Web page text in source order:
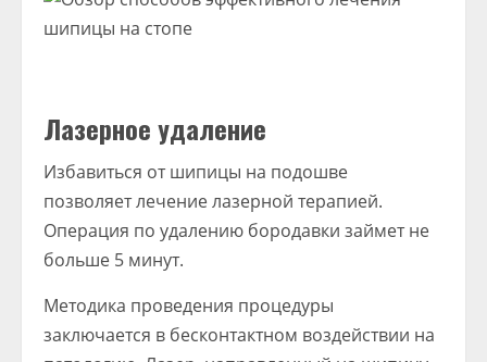
Лазерное удаление
Избавиться от шипицы на подошве
позволяет лечение лазерной терапией.
Операция по удалению бородавки займет не
больше 5 минут.
Методика проведения процедуры
заключается в бесконтактном воздействии на